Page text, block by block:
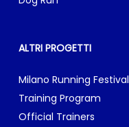
ALTRI PROGETTI
Milano Running Festival
Training Program
Official Trainers